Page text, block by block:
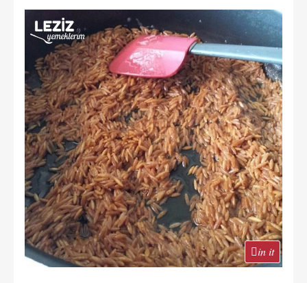
in it